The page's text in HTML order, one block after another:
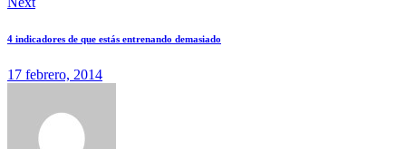
4 indicadores de que estás entrenando demasiado
17 febrero, 2014